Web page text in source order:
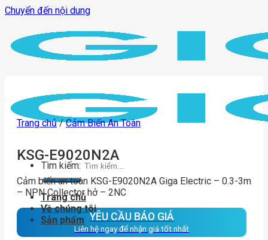
Chuyển đến nội dung
Tìm kiếm:
Trang chủ
Về chúng tôi
Sản phẩm
Trang chủ / Cảm Biến An Toàn
KSG-E9020N2A
Cảm biến an toàn KSG-E9020N2A Giga Electric – 0.3-3m
– NPN Collector hở – 2NC
YÊU CẦU BÁO GIÁ
Liên hệ ngay để nhận giá tốt nhất